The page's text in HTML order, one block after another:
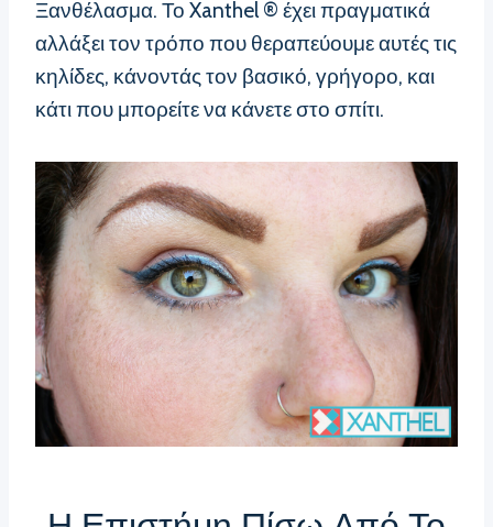
Ξανθέλασμα. Το Xanthel ® έχει πραγματικά
αλλάξει τον τρόπο που θεραπεύουμε αυτές τις
κηλίδες, κάνοντάς τον βασικό, γρήγορο, και
κάτι που μπορείτε να κάνετε στο σπίτι.